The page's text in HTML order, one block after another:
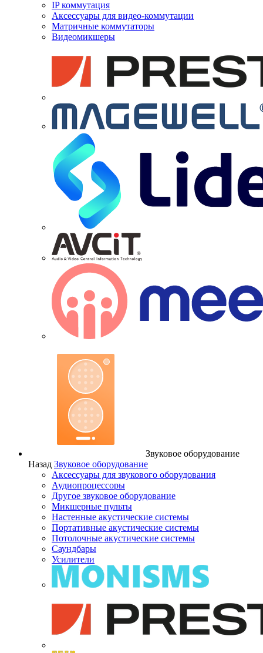
IP коммутация
Аксессуары для видео-коммутации
Матричные коммутаторы
Видеомикшеры
Звуковое оборудование
Назад Звуковое оборудование
Аксессуары для звукового оборудования
Аудиопроцессоры
Другое звуковое оборудование
Микшерные пульты
Настенные акустические системы
Портативные акустические системы
Потолочные акустические системы
Саундбары
Усилители